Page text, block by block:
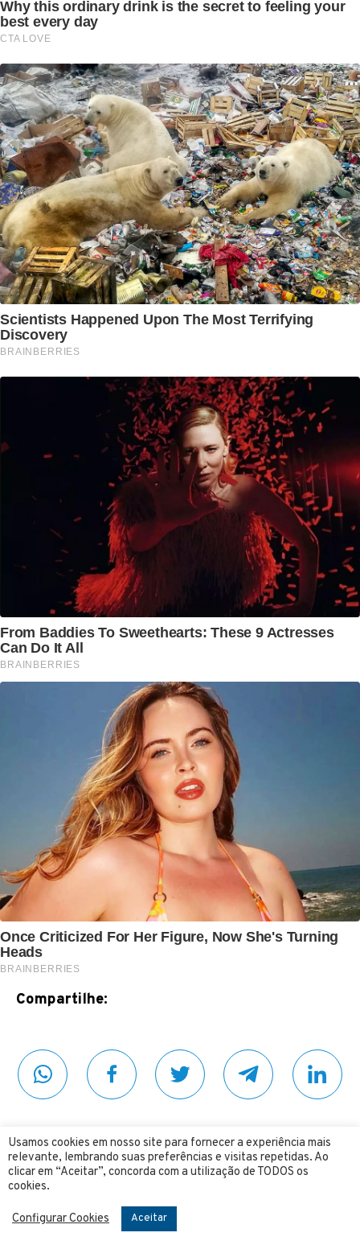
Compartilhe:
Siga o 4 Mãos no YOUTUBE
Dinheiro e Finanças
Notícias
Usamos cookies em nosso site para fornecer a experiência mais
relevante, lembrando suas preferências e visitas repetidas. Ao
clicar em “Aceitar”, concorda com a utilização de TODOS os
cookies.
Configurar Cookies Aceitar